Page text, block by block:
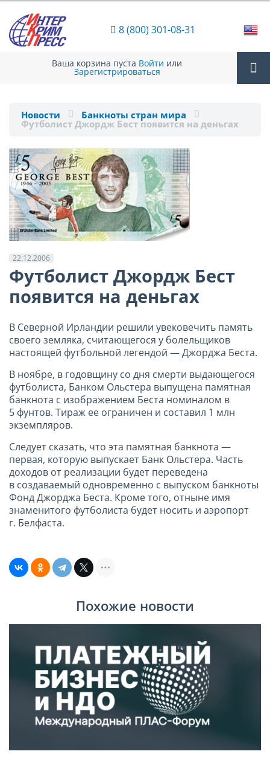
8 (800) 301-08-31
Ваша корзина пуста Войти или
Зарегистрироваться
Новости Банкноты стран мира
Футболист Джордж Бест появится на деньгах
22.12.2006
Футболист Джордж Бест
появится на деньгах
В Северной Ирландии решили увековечить память
своего земляка, считающегося у болельщиков
настоящей футбольной легендой — Джорджа Беста.
В ноябре, в годовщину со дня смерти выдающегося
футболиста, Банком Ольстера выпущена памятная
банкнота с изображением Беста номиналом в
5 фунтов. Тираж ее ограничен и составил 1 млн
экземпляров.
Следует сказать, что эта памятная банкнота —
первая, которую выпускает Банк Ольстера. Часть
доходов от реализации будет переведена
в создаваемый одновременно с выпуском банкноты
Фонд Джорджа Беста. Кроме того, отныне имя
знаменитого футболиста будет носить и аэропорт
г. Белфаста.
Похожие новости